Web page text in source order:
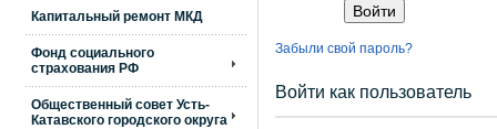
Капитальный ремонт МКД
Фонд социального
страхования РФ
Общественный совет Усть-
Катавского городского округа
Забыли свой пароль?
Войти как пользователь